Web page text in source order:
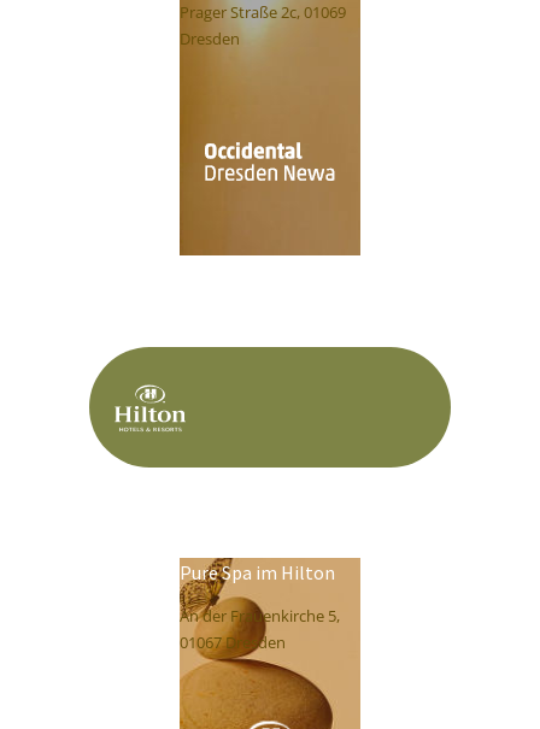
Prager Straße 2c, 01069
Dresden
Pure Spa im Hilton
An der Frauenkirche 5,
01067 Dresden